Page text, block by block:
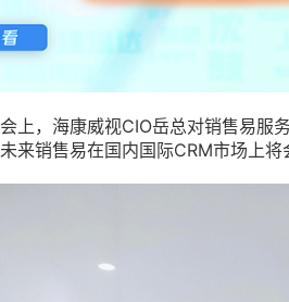
上，海康威视CIO岳总对销售易服
来销售易在国内国际CRM市场上将